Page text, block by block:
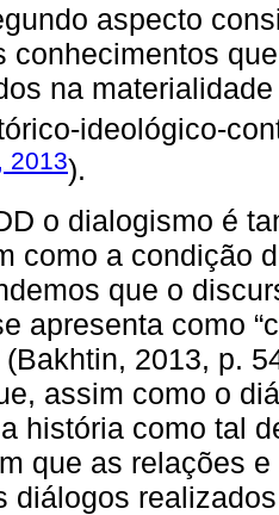
aspecto
conhecimentos
na
ideológico-
2013).
o dialogismo é
como a condição
que o
apresenta como
(Bakhtin, 2013, p.
assim como o
história como tal
que as relações
diálogos